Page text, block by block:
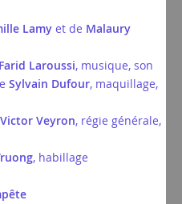
Lamy et de Malaury
Farid Laroussi, musique, son
Sylvain Dufour, maquillage,
Victor Veyron, régie générale,
, habillage